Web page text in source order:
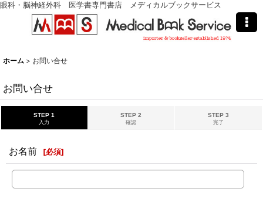
眼科・脳神経外科 医学書専門書店 メディカルブックサービス
ホーム > お問い合せ
お問い合せ
STEP 1
入力
STEP 2
確認
STEP 3
完了
お名前 [必須]